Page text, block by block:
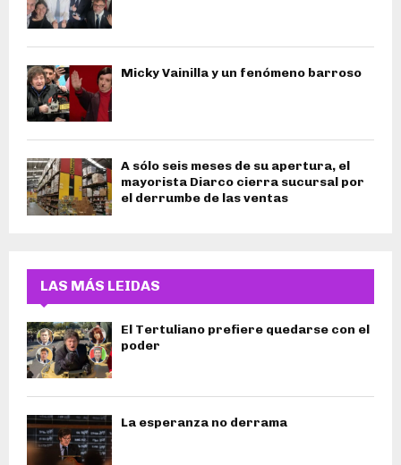
Micky Vainilla y un fenómeno barroso
A sólo seis meses de su apertura, el
mayorista Diarco cierra sucursal por
el derrumbe de las ventas
LAS MÁS LEIDAS
El Tertuliano prefiere quedarse con el
poder
La esperanza no derrama